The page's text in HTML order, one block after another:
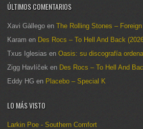
ÚLTIMOS COMENTARIOS
Xavi Gàllego en The Rolling Stones –
Karam en Des Rocs – To Hell And Back
Txus Iglesias en Oasis: su discografía
Zigg Havlíček en Des Rocs – To Hell And
Eddy HG en Placebo – Special K
LO MÁS VISTO
Larkin Poe - Southern Comfort